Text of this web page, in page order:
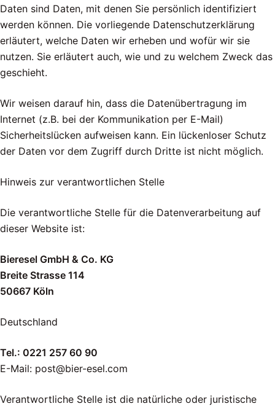
Daten sind Daten, mit denen Sie persönlich identifiziert
werden können. Die vorliegende Datenschutzerklärung
erläutert, welche Daten wir erheben und wofür wir sie
nutzen. Sie erläutert auch, wie und zu welchem Zweck das
geschieht.
Wir weisen darauf hin, dass die Datenübertragung im
Internet (z.B. bei der Kommunikation per E-Mail)
Sicherheitslücken aufweisen kann. Ein lückenloser Schutz
der Daten vor dem Zugriff durch Dritte ist nicht möglich.
Hinweis zur verantwortlichen Stelle
Die verantwortliche Stelle für die Datenverarbeitung auf
dieser Website ist:
Bieresel GmbH & Co. KG
Breite Strasse 114
50667 Köln
Deutschland
Tel.: 0221 257 60 90
E-Mail: post@bier-esel.com
Verantwortliche Stelle ist die natürliche oder juristische